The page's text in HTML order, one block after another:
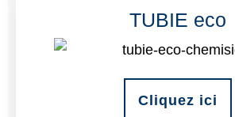
TUBIE eco
Cliquez ici